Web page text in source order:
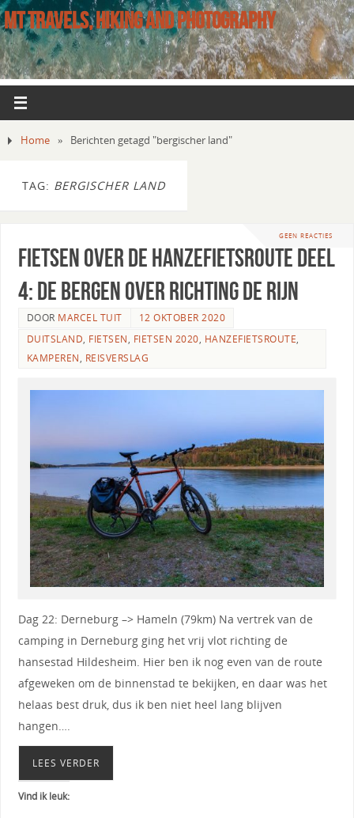
MT TRAVELS, HIKING AND PHOTOGRAPHY
Home » Berichten getagd "bergischer land"
TAG: BERGISCHER LAND
GEEN REACTIES
Fietsen over de Hanzefietsroute deel
4: de bergen over richting de Rijn
DOOR MARCEL TUIT
12 OKTOBER 2020
DUITSLAND, FIETSEN, FIETSEN 2020, HANZEFIETSROUTE,
KAMPEREN, REISVERSLAG
Dag 22: Derneburg –> Hameln (79km) Na vertrek van de
camping in Derneburg ging het vrij vlot richting de
hansestad Hildesheim. Hier ben ik nog even van de route
afgeweken om de binnenstad te bekijken, en daar was het
helaas best druk, dus ik ben niet heel lang blijven
hangen….
LEES VERDER
Vind ik leuk: